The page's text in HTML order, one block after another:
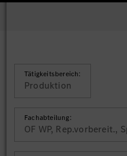
Tätigkeitsbereich:
Produktion
Fachabteilung:
OF WP, Rep.vorbereit.,